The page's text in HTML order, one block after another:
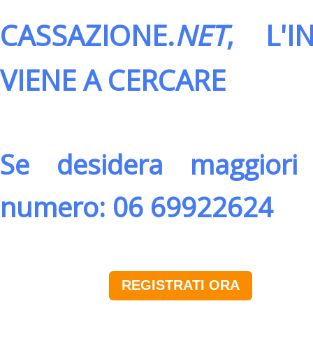
CASSAZIONE.NET,
VIENE A CERCARE
Se desidera
numero: 06 69922624
REGISTRATI ORA